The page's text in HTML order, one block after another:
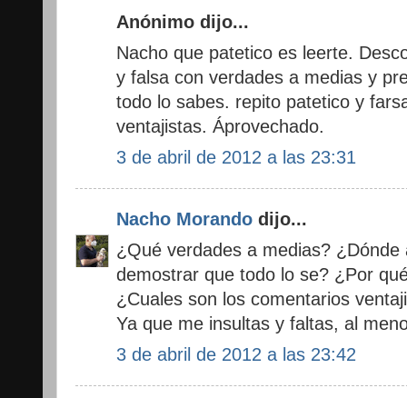
Anónimo dijo...
Nacho que patetico es leerte.
y falsa con verdades a medias y
todo lo sabes. repito patetico y
ventajistas. Áprovechado.
3 de abril de 2012 a las 23:31
Nacho Morando dijo...
¿Qué verdades a medias?
demostrar que todo lo se? ¿Por
¿Cuales son los comentarios
Ya que me insultas y faltas, al
3 de abril de 2012 a las 23:42